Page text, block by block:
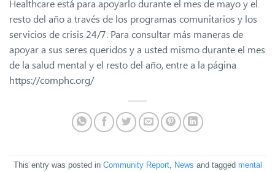
Healthcare está para apoyarlo durante el mes de mayo y el
resto del año a través de los programas comunitarios y los
servicios de crisis 24/7. Para consultar más maneras de
apoyar a sus seres queridos y a usted mismo durante el mes
de la salud mental y el resto del año, entre a la página
https://comphc.org/
This entry was posted in Community Report, News and tagged mental